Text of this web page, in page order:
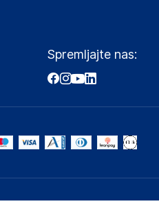
Spremljajte nas: